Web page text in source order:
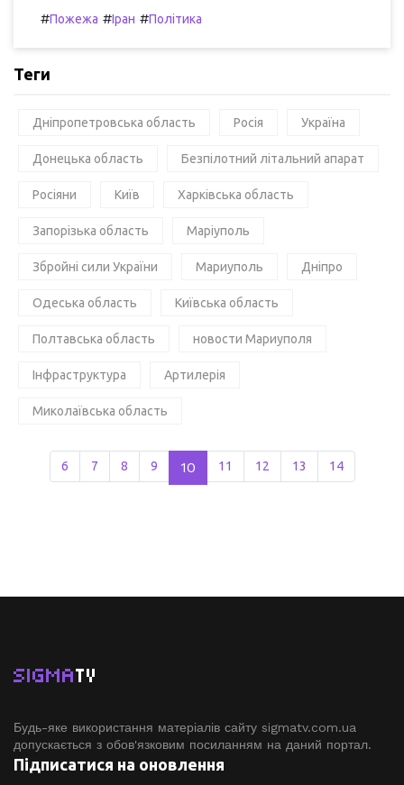
#Пожежа #Іран #Політика
Теги
Дніпропетровська область Росія Україна
Донецька область Безпілотний літальний апарат
Росіяни Київ Харківська область
Запорізька область Маріуполь
Збройні сили України Мариуполь Дніпро
Одеська область Київська область
Полтавська область новости Мариуполя
Інфраструктура Артилерія
Миколаївська область
6 7 8 9 10 11 12 13 14
SIGMATV
Будь-яке використання матеріалів сайту sigmatv.com.ua
допускається з обов'язковим посиланням на даний портал.
Підписатися на оновлення